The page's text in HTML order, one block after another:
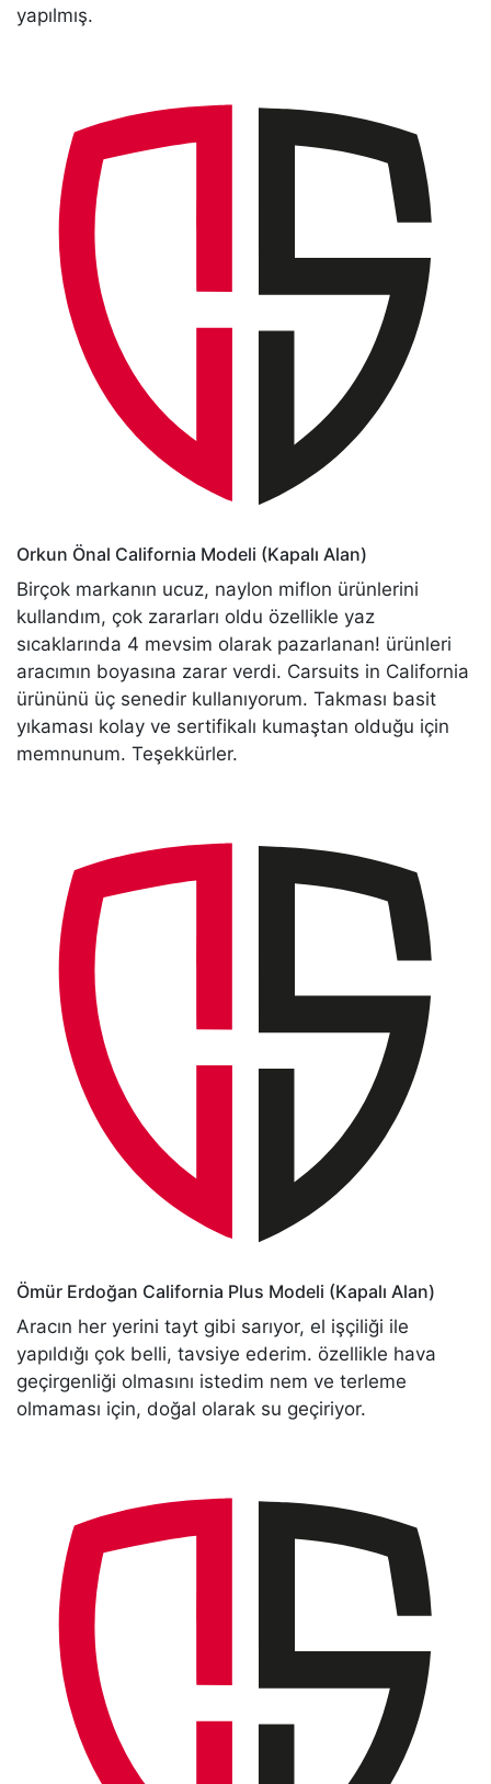
yapılmış.
Orkun Önal California Modeli (Kapalı Alan)
Birçok markanın ucuz, naylon miflon ürünlerini
kullandım, çok zararları oldu özellikle yaz
sıcaklarında 4 mevsim olarak pazarlanan! ürünleri
aracımın boyasına zarar verdi. Carsuits in California
ürününü üç senedir kullanıyorum. Takması basit
yıkaması kolay ve sertifikalı kumaştan olduğu için
memnunum. Teşekkürler.
Ömür Erdoğan California Plus Modeli (Kapalı Alan)
Aracın her yerini tayt gibi sarıyor, el işçiliği ile
yapıldığı çok belli, tavsiye ederim. özellikle hava
geçirgenliği olmasını istedim nem ve terleme
olmaması için, doğal olarak su geçiriyor.